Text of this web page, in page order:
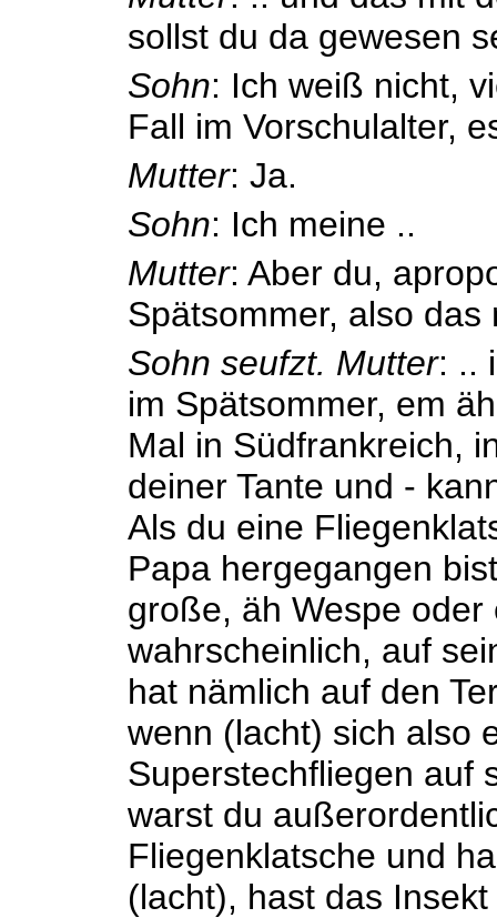
sollst du da gewesen
Sohn: Ich weiß nicht,
Fall im Vorschulalter,
Mutter: Ja.
Sohn: Ich meine ..
Mutter: Aber du,
Spätsommer, also das
Sohn seufzt. Mutter: ..
im Spätsommer, em
Mal in Südfrankreich,
deiner Tante und -
Als du eine
Papa hergegangen
große, äh Wespe
wahrscheinlich, auf
hat nämlich auf den
wenn (lacht) sich also
Superstechfliegen auf
warst du
Fliegenklatsche und
(lacht), hast das